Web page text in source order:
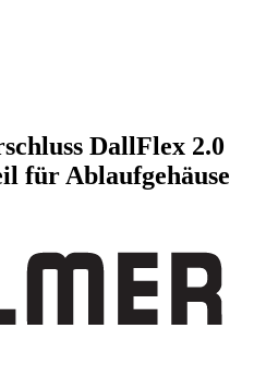
DallFlex 2.0
für Ablaufgehäuse